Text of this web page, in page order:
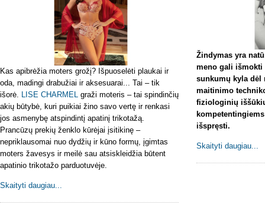
Kas apibrėžia moters grožį? Išpuoselėti plaukai ir
oda, madingi drabužiai ir aksesuarai... Tai – tik
išorė. LISE CHARMEL graži moteris – tai spindinčių
akių būtybė, kuri puikiai žino savo vertę ir renkasi
jos asmenybę atspindintį apatinį trikotažą.
Prancūzų prekių ženklo kūrėjai įsitikinę –
nepriklausomai nuo dydžių ir kūno formų, įgimtas
moters žavesys ir meilė sau atsiskleidžia būtent
apatinio trikotažo parduotuvėje.
Skaityti daugiau...
Žindymas yra
meno gali išmokti
sunkumų kyla dėl
maitinimo
fiziologinių
išspręsti.
Skaityti daugiau...